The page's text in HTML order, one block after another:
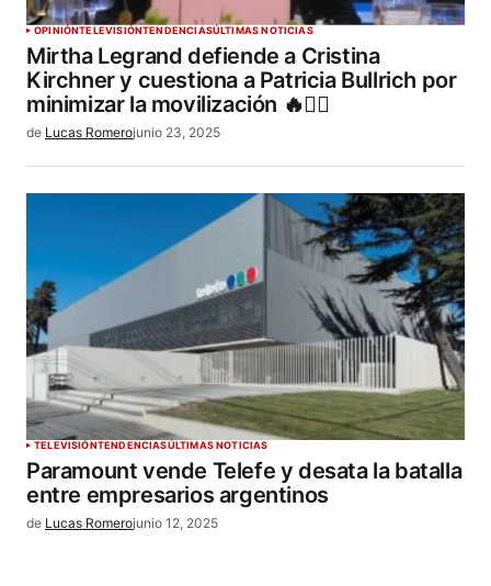
OPINIÓNTELEVISIÓNTENDENCIASÚLTIMAS NOTICIAS
Mirtha Legrand defiende a Cristina
Kirchner y cuestiona a Patricia Bullrich por
minimizar la movilización 🔥👩‍⚖️
de Lucas Romerojunio 23, 2025
TELEVISIÓNTENDENCIASÚLTIMAS NOTICIAS
Paramount vende Telefe y desata la batalla
entre empresarios argentinos
de Lucas Romerojunio 12, 2025